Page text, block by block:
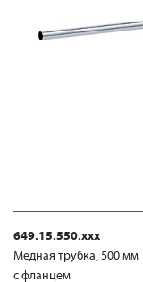
649.15.550.xxx
Медная трубка, 500 мм
с фланцем